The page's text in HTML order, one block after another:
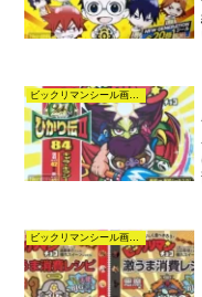
ビックリマンシール画像リスト
ビックリマンシール画像リスト